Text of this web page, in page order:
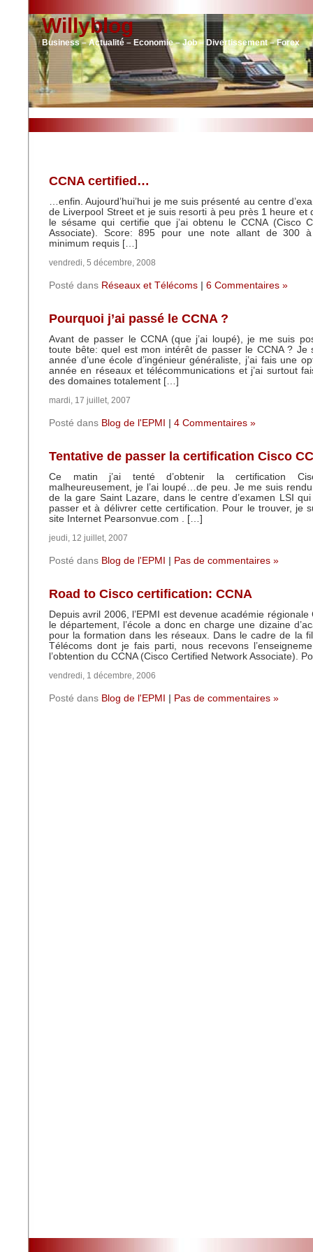
Willyblog
Business – Actualité – Economie – Job – Divertissement – Forex
CCNA certified…
…enfin. Aujourd’hui’hui je me suis présenté au centre
de Liverpool Street et je suis resorti à peu près 1 heure et
le sésame qui certifie que j’ai obtenu le CCNA (Cisco
Associate). Score: 895 pour une note allant de 300
minimum requis […]
vendredi, 5 décembre, 2008
Posté dans Réseaux et Télécoms 6 Commentaires »
Pourquoi j’ai passé le CCNA ?
Avant de passer le CCNA (que j’ai loupé), je me suis
toute bête: quel est mon intérêt de passer le CCNA ? Je
année d’une école d’ingénieur généraliste, j’ai fais une
année en réseaux et télécommunications et j’ai surtout
des domaines totalement […]
mardi, 17 juillet, 2007
Posté dans Blog de l'EPMI 4 Commentaires »
Tentative de passer la certification Cisco
Ce matin j’ai tenté d’obtenir la certification
malheureusement, je l’ai loupé…de peu. Je me suis
de la gare Saint Lazare, dans le centre d’examen LSI
passer et à délivrer cette certification. Pour le trouver, je
site Internet Pearsonvue.com . […]
jeudi, 12 juillet, 2007
Posté dans Blog de l'EPMI Pas de commentaires »
Road to Cisco certification: CCNA
Depuis avril 2006, l’EPMI est devenue académie régionale
le département, l’école a donc en charge une dizaine
pour la formation dans les réseaux. Dans le cadre de la
Télécoms dont je fais parti, nous recevons
l’obtention du CCNA (Cisco Certified Network Associate).
vendredi, 1 décembre, 2006
Posté dans Blog de l'EPMI Pas de commentaires »